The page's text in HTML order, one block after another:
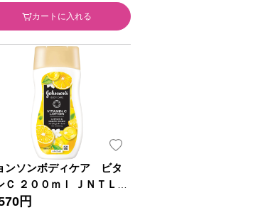
カートに入れる
ンソンボディケア ビタ
Ｃ ２００ｍｌ ＪＮＴＬコ
ューマーヘルス
円